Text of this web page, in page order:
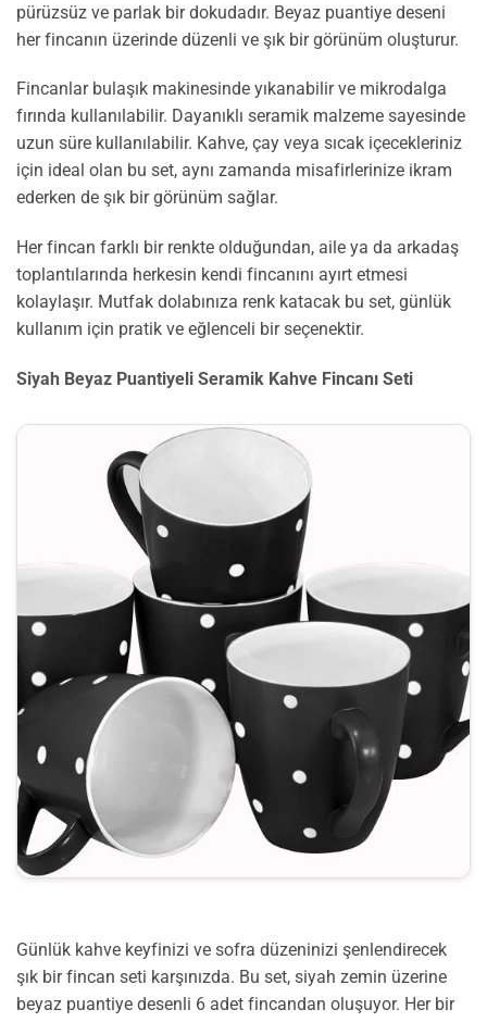
pürüzsüz ve parlak bir dokudadır. Beyaz puantiye deseni
her fincanın üzerinde düzenli ve şık bir görünüm oluşturur.
Fincanlar bulaşık makinesinde yıkanabilir ve mikrodalga
fırında kullanılabilir. Dayanıklı seramik malzeme sayesinde
uzun süre kullanılabilir. Kahve, çay veya sıcak içecekleriniz
için ideal olan bu set, aynı zamanda misafirlerinize ikram
ederken de şık bir görünüm sağlar.
Her fincan farklı bir renkte olduğundan, aile ya da arkadaş
toplantılarında herkesin kendi fincanını ayırt etmesi
kolaylaşır. Mutfak dolabınıza renk katacak bu set, günlük
kullanım için pratik ve eğlenceli bir seçenektir.
Siyah Beyaz Puantiyeli Seramik Kahve Fincanı Seti
Günlük kahve keyfinizi ve sofra düzeninizi şenlendirecek
şık bir fincan seti karşınızda. Bu set, siyah zemin üzerine
beyaz puantiye desenli 6 adet fincandan oluşuyor. Her bir